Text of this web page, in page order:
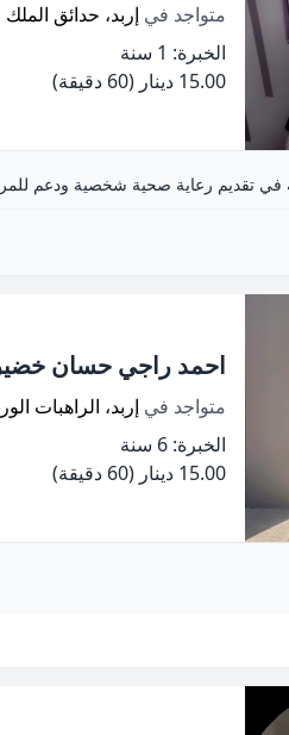
متواجد في إربد، حدائق الملك
الخبرة: 1 سنة
15.00 دينار
(60 دقيقة)
احمد راجي حسان
متواجد في إربد، الراهبات
الخبرة: 6 سنة
15.00 دينار
(60 دقيقة)